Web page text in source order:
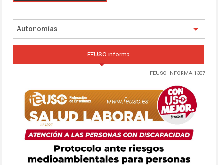
Autonomías
FEUSO informa
FEUSO INFORMA 1307